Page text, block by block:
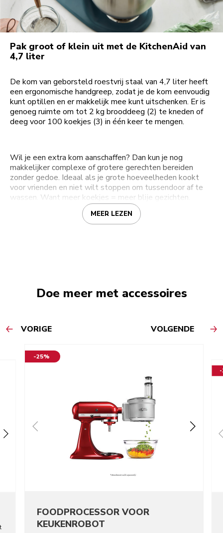
Pak groot of klein uit met de KitchenAid van
4,7 liter
De kom van geborsteld roestvrij staal van 4,7 liter heeft
een ergonomische handgreep, zodat je de kom eenvoudig
kunt optillen en er makkelijk mee kunt uitschenken. Er is
genoeg ruimte om tot 2 kg brooddeeg (2) te kneden of
deeg voor 100 koekjes (3) in één keer te mengen.
Wil je een extra kom aanschaffen? Dan kun je nog
makkelijker complexe of grotere gerechten bereiden
zonder gedoe. Ideaal als je grote hoeveelheden kookt
voor vrienden en niet wilt stoppen om tussendoor af te
wassen. Want meer koekjes = meer blije gezichten.
MEER LEZEN
Doe meer met accessoires
VORIGE VOLGENDE
-25%
FOODPROCESSOR VOOR
KEUKENROBOT
-